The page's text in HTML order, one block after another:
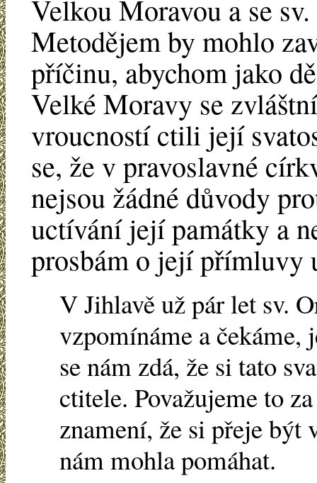
Velkou Moravou a se sv.
Metodějem by mohlo
příčinu, abychom jako
Velké Moravy se zvláštní
vroucností ctili její
se, že v pravoslavné
nejsou žádné důvody
uctívání její památky a
prosbám o její přímluvy
V Jihlavě už pár let sv.
vzpomínáme a
se nám zdá, že si tato
ctitele. Považujeme to
znamení, že si přeje být
nám mohla pomáhat.